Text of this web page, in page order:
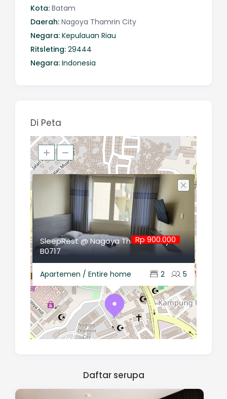
Kota: Batam
Daerah: Nagoya Thamrin City
Negara: Kepulauan Riau
Ritsleting: 29444
Negara: Indonesia
Di Peta
SleepRest @ Nagoya Thamrin City
B0717
Apartemen / Entire home 5
2
Rp 900.000
Daftar serupa